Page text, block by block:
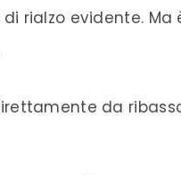
rialzo evidente.
da